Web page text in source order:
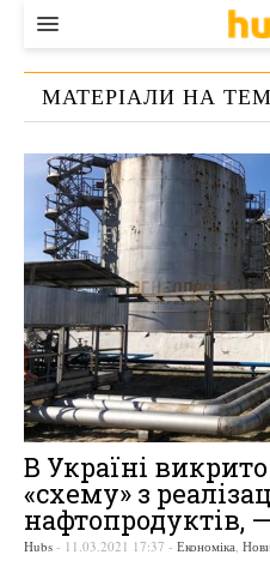
ВЛАДА
ЕКОНОМІКА
БІЗНЕС
СТАРТЕР
КОНТАКТИ
МАТЕРІАЛИ НА
В Україні
«схему» з
нафтопродуктів,
Hubs - 11.03.2021 17:37 - Економіка